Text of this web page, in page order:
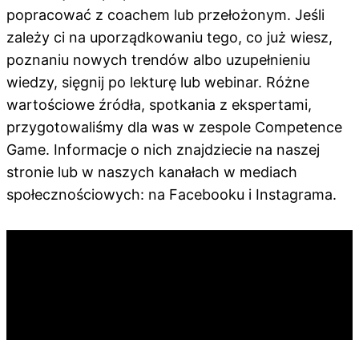
popracować z coachem lub przełożonym. Jeśli
zależy ci na uporządkowaniu tego, co już wiesz,
poznaniu nowych trendów albo uzupełnieniu
wiedzy, sięgnij po lekturę lub webinar. Różne
wartościowe źródła, spotkania z ekspertami,
przygotowaliśmy dla was w zespole Competence
Game. Informacje o nich znajdziecie na naszej
stronie lub w naszych kanałach w mediach
społecznościowych: na Facebooku i Instagrama.